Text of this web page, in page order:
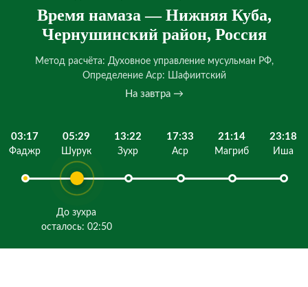
Время намаза — Нижняя Куба,
Чернушинский район, Россия
Метод расчёта: Духовное управление мусульман РФ,
Определение Аср: Шафиитский
На завтра →
03:17
Фаджр
05:29
Шурук
До зухра
осталось: 02:50
13:22
Зухр
17:33
Аср
21:14
Магриб
23:18
Иша